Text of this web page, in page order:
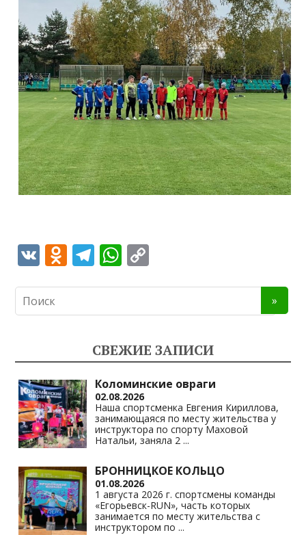
V O
o
as
s
ni
ki
T
gr
a
m
W
s
A
p
p
y
Li
n
k
СВЕЖИЕ ЗАПИСИ
Коломинские овраги
02.08.2026
Наша спортсменка Евгения Кириллова,
занимающаяся по месту жительства у
инструктора по спорту Маховой
Натальи, заняла 2 ...
БРОННИЦКОЕ КОЛЬЦО
01.08.2026
1 августа 2026 г. спортсмены команды
«Егорьевск-RUN», часть которых
занимается по месту жительства с
инструктором по ...